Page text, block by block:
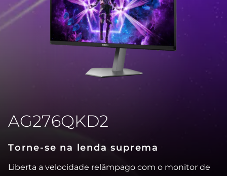
AG276QKD2
Torne-se na lenda suprema
Liberta a velocidade relâmpago com o monitor de